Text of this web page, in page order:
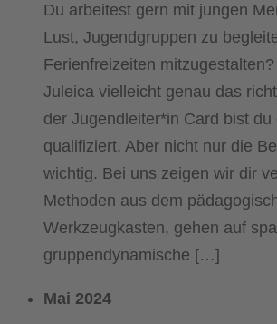
Du arbeitest gern mit jungen
Lust, Jugendgruppen zu
Ferienfreizeiten
Juleica vielleicht genau das
der Jugendleiter*in Card bist du
qualifiziert. Aber nicht nur die
wichtig. Bei uns zeigen wir dir
Methoden aus dem
Werkzeugkasten, gehen auf
gruppendynamische […]
Mai 2024